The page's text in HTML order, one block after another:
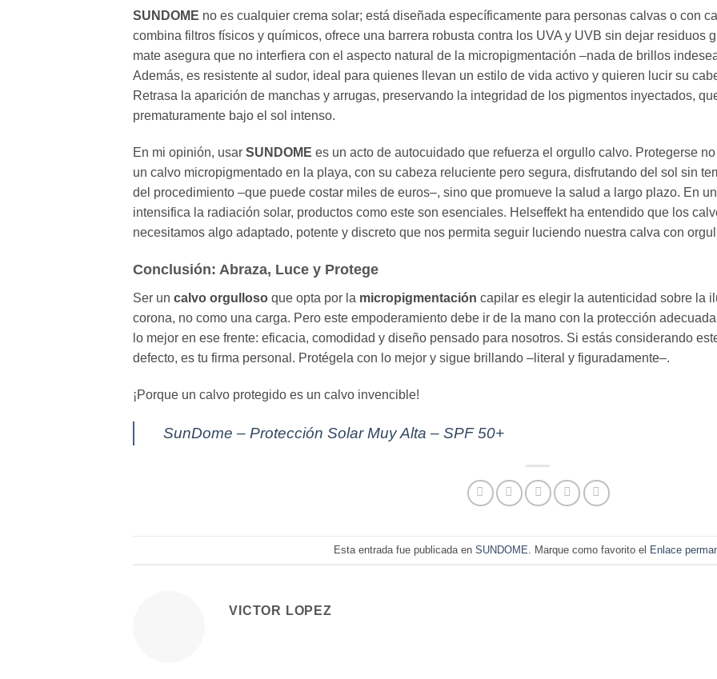
SUNDOME no es cualquier crema solar; está diseñada específicamente para personas calvas o con
combina filtros físicos y químicos, ofrece una barrera robusta contra los UVA y UVB sin dejar residuos
mate asegura que no interfiera con el aspecto natural de la micropigmentación –nada de brillos
Además, es resistente al sudor, ideal para quienes llevan un estilo de vida activo y quieren lucir su
Retrasa la aparición de manchas y arrugas, preservando la integridad de los pigmentos inyectados,
prematuramente bajo el sol intenso.
En mi opinión, usarSUNDOME es un acto de autocuidado que refuerza el orgullo calvo. Protegerse
un calvo micropigmentado en la playa, con su cabeza reluciente pero segura, disfrutando del sol sin
del procedimiento –que puede costar miles de euros–, sino que promueve la salud a largo plazo. En
intensifica la radiación solar, productos como este son esenciales. Helseffekt ha entendido que los
necesitamos algo adaptado, potente y discreto que nos permita seguir luciendo nuestra calva con
Conclusión: Abraza, Luce y Protege
Ser uncalvo orgulloso que opta por la micropigmentación capilar es elegir la autenticidad sobre la
corona, no como una carga. Pero este empoderamiento debe ir de la mano con la protección
lo mejor en ese frente: eficacia, comodidad y diseño pensado para nosotros. Si estás considerando
defecto, es tu firma personal. Protégela con lo mejor y sigue brillando –literal y figuradamente–.
¡Porque un calvo protegido es un calvo invencible!
SunDome – Protección Solar Muy Alta – SPF 50+
Esta entrada fue publicada en SUNDOME . Marque como favorito el Enlace
VICTOR LOPEZ